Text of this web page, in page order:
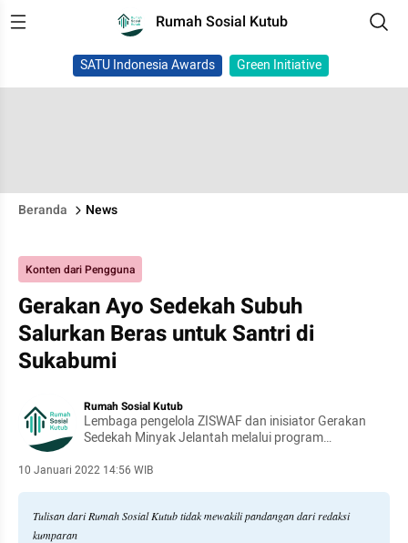
Rumah Sosial Kutub
SATU Indonesia Awards Green Initiative
Beranda News
Konten dari Pengguna
Gerakan Ayo Sedekah Subuh
Salurkan Beras untuk Santri di
Sukabumi
Rumah Sosial Kutub
Lembaga pengelola ZISWAF dan inisiator Gerakan
Sedekah Minyak Jelantah melalui program
10 Januari 2022 14:56 WIB
Tulisan dari Rumah Sosial Kutub tidak mewakili pandangan dari redaksi
kumparan